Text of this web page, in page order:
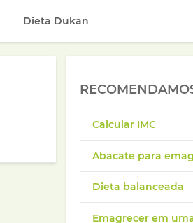
Dieta Dukan
Calcular IMC
Abacate para
Dieta balanceada
Emagrecer em